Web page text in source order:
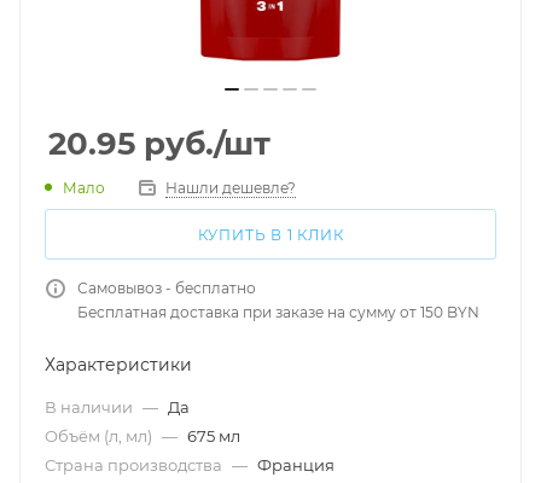
20.95 руб./шт
Мало Нашли дешевле?
КУПИТЬ В 1 КЛИК
Самовывоз - бесплатно
Бесплатная доставка при заказе на сумму от 150 BYN
Характеристики
В наличии — Да
Объём (л, мл) — 675 мл
Страна производства — Франция